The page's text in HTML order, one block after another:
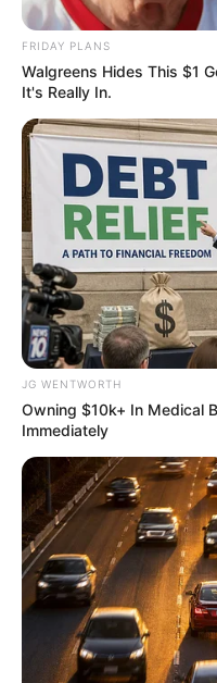
Walgreens Hides This
Aisle It's Really In.
FRIDAY PLANS
These Columbus
Insurance Quotes In
LION COVERAGE
FRIDAY PLANS
Walgreens Hides This $1
It's Really In.
JG WENTWORTH
Owning $10k+ In Medical
Immediately